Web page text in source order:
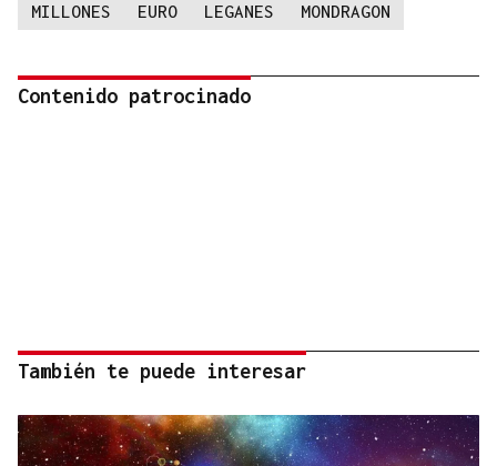
MILLONES EURO LEGANES MONDRAGON
Contenido patrocinado
También te puede interesar